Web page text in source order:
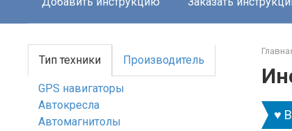
♥
Тип техники Производитель
GPS навигаторы
Автокресла
Автомагнитолы